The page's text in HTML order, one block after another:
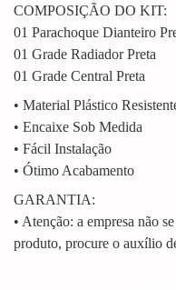
COMPOSIÇÃO DO KIT:
01 Parachoque Dianteiro
01 Grade Radiador Preta
01 Grade Central Preta
• Material Plástico
• Encaixe Sob Medida
• Fácil Instalação
• Ótimo Acabamento
GARANTIA:
• Atenção: a empresa não
produto, procure o auxílio